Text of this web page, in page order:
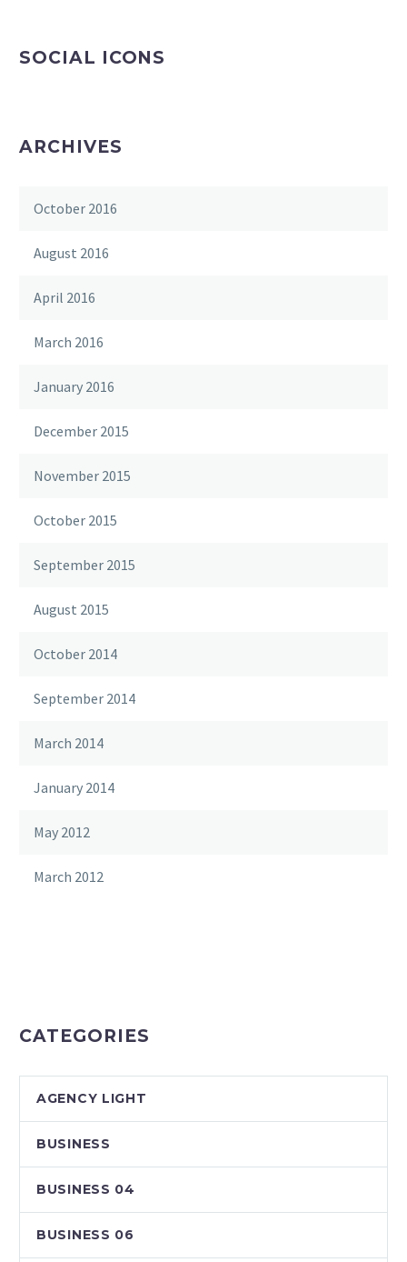
SOCIAL ICONS
ARCHIVES
October 2016
August 2016
April 2016
March 2016
January 2016
December 2015
November 2015
October 2015
September 2015
August 2015
October 2014
September 2014
March 2014
January 2014
May 2012
March 2012
CATEGORIES
AGENCY LIGHT
BUSINESS
BUSINESS 04
BUSINESS 06